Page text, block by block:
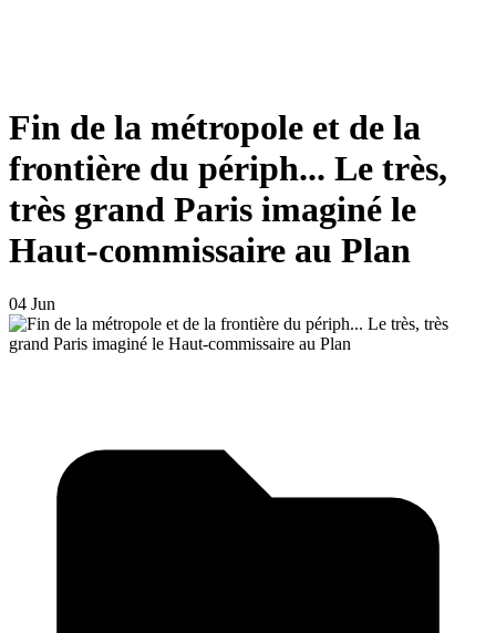
Fin de la métropole et de la
frontière du périph... Le très,
très grand Paris imaginé le
Haut-commissaire au Plan
04 Jun